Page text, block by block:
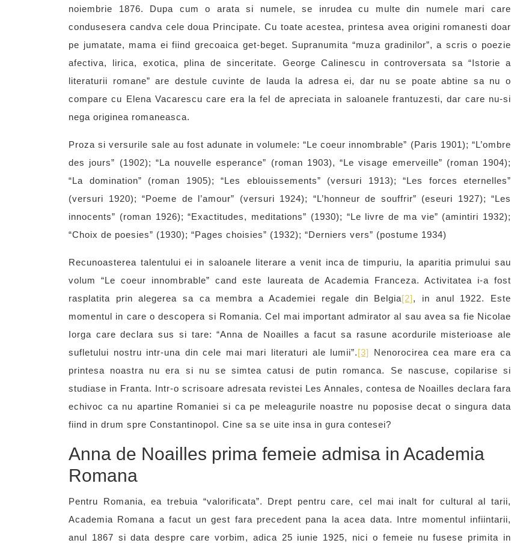
noiembrie 1876. Dupa cum o arata si numele, se inrudea cu multe din numele mari care
condusesera candva cele doua Principate. Cu toate acestea, printesa avea origini romanesti doar
pe jumatate, mama ei fiind grecoaica get-beget. Supranumita “muza gradinilor”, a scris o poezie
afectiva, lirica, exotica, plina de sinceritate. George Calinescu in controversata sa “Istorie a
literaturii romane” are destule cuvinte de lauda la adresa ei, dar nu se poate abtine sa nu o
compare cu Elena Vacarescu care era la fel de apreciata in saloanele frantuzesti, dar care nu-si
nega originea romaneasca.
Proza si versurile sale au fost adunate in volumele: “Le coeur innombrable” (Paris 1901); “L’ombre
des jours” (1902); “La nouvelle esperance” (roman 1903), “Le visage emerveille” (roman 1904);
“La domination” (roman 1905); “Les eblouissements” (versuri 1913); “Les forces eternelles”
(versuri 1920); “Poeme de l’amour” (versuri 1924); “L’honneur de souffrir” (eseuri 1927); “Les
innocents” (roman 1926); “Exactitudes, meditations” (1930); “Le livre de ma vie” (amintiri 1932);
“Choix de poesies” (1930); “Pages choisies” (1932); “Derniers vers” (postume 1934)
Recunoasterea talentului ei in saloanele literare a venit inca de timpuriu, la aparitia primului sau
volum “Le coeur innombrable” cand este laureata de Academia Franceza. Activitatea i-a fost
rasplatita prin alegerea sa ca membra a Academiei regale din Belgia[2], in anul 1922. Este
momentul in care o descopera si Romania. Cel mai important admirator al sau avea sa fie Nicolae
Iorga care declara sus si tare: “Anna de Noailles a facut sa rasune acordurile misterioase ale
sufletului nostru intr-una din cele mai mari literaturi ale lumii”.[3]
Nenorocirea cea mare era ca
printesa noastra nu era si nu se simtea catusi de putin romanca. Se nascuse, copilarise si
studiase in Franta. Intr-o scrisoare adresata revistei Les Annales, contesa de Noailles declara fara
echivoc ca nu apartine Romaniei si ca pe meleagurile noastre nu poposise decat o singura data
fiind in drum spre Constantinopol. Cine sa se uite insa in gura contesei?
Anna de Noailles prima femeie admisa in Academia
Romana
Pentru Romania, ea trebuia “valorificata”. Drept pentru care, cel mai inalt for cultural al tarii,
Academia Romana a facut un gest fara precedent pana la acea data. Intre momentul infiintarii,
anul 1867 si data despre care vorbim, adica 25 iunie 1925, nici o femeie nu fusese primita in